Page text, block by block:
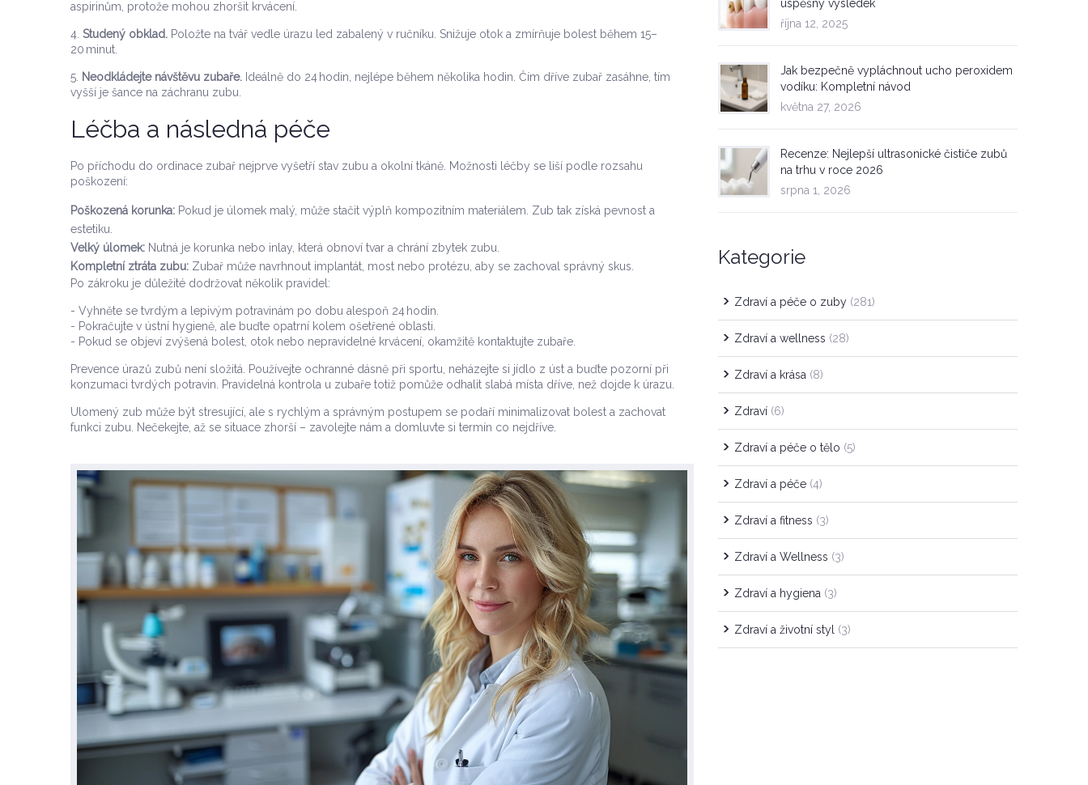
aspirinům, protože mohou zhoršit krvácení.
4. Studený obklad. Položte na tvář vedle úrazu led zabalený v ručníku. Snižuje otok a zmírňuje bolest během 15–
20 minut.
5. Neodkládejte návštěvu zubaře. Ideálně do 24 hodin, nejlépe během několika hodin. Čím dříve zubař zasáhne, tím
vyšší je šance na záchranu zubu.
Léčba a následná péče
Po příchodu do ordinace zubař nejprve vyšetří stav zubu a okolní tkáně. Možnosti léčby se liší podle rozsahu
poškození:
Poškozená korunka: Pokud je úlomek malý, může stačit výplň kompozitním materiálem. Zub tak získá pevnost a
estetiku.
Velký úlomek: Nutná je korunka nebo inlay, která obnoví tvar a chrání zbytek zubu.
Kompletní ztráta zubu: Zubař může navrhnout implantát, most nebo protézu, aby se zachoval správný skus.
Po zákroku je důležité dodržovat několik pravidel:
- Vyhněte se tvrdým a lepivým potravinám po dobu alespoň 24 hodin.
- Pokračujte v ústní hygieně, ale buďte opatrní kolem ošetřené oblasti.
- Pokud se objeví zvýšená bolest, otok nebo nepravidelné krvácení, okamžitě kontaktujte zubaře.
Prevence úrazů zubů není složitá. Používejte ochranné dásně při sportu, neházejte si jídlo z úst a buďte pozorní při
konzumaci tvrdých potravin. Pravidelná kontrola u zubaře totiž pomůže odhalit slabá místa dříve, než dojde k úrazu.
Ulomený zub může být stresující, ale s rychlým a správným postupem se podaří minimalizovat bolest a zachovat
funkci zubu. Nečekejte, až se situace zhorší – zavolejte nám a domluvte si termín co nejdříve.
úspěšný výsledek
října 12, 2025
Jak bezpečně vypláchnout ucho peroxidem
vodíku: Kompletní návod
května 27, 2026
Recenze: Nejlepší ultrasonické čističe zubů
na trhu v roce 2026
srpna 1, 2026
Kategorie
Zdraví a péče o zuby (281)
Zdraví a wellness (28)
Zdraví a krása (8)
Zdraví (6)
Zdraví a péče o tělo (5)
Zdraví a péče (4)
Zdraví a fitness (3)
Zdraví a Wellness (3)
Zdraví a hygiena (3)
Zdraví a životní styl (3)